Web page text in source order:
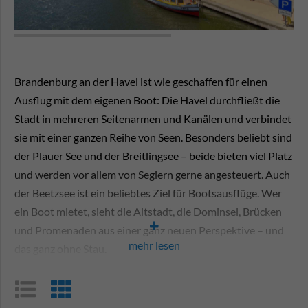
Brandenburg an der Havel ist wie geschaffen für einen
Ausflug mit dem eigenen Boot: Die Havel durchfließt die
Stadt in mehreren Seitenarmen und Kanälen und verbindet
sie mit einer ganzen Reihe von Seen. Besonders beliebt sind
der Plauer See und der Breitlingsee – beide bieten viel Platz
und werden vor allem von Seglern gerne angesteuert. Auch
der Beetzsee ist ein beliebtes Ziel für Bootsausflüge. Wer
ein Boot mietet, sieht die Altstadt, die Dominsel, Brücken
und Promenaden aus einer ganz neuen Perspektive – und
Zur Auswahl stehen Hausboote, Motorboote, Segelboote
sowie Kanus und Kajaks für kürzere Touren durch die
mehr lesen
Führerschein
Bootsführerschein Binnen
Charterführerschein vor Ort
Einweisungspflicht
Führerscheinfrei
Service
Dusche
zahlen mit EC Karte
zahlen mit Kreditkarte